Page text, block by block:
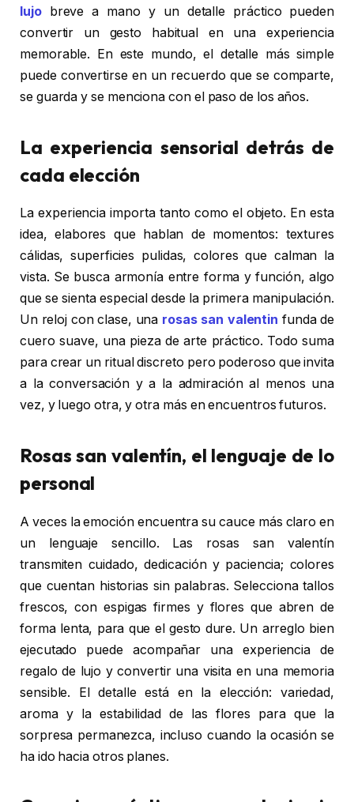
lujobreve a mano y un detalle práctico pueden
convertir un gesto habitual en una experiencia
memorable. En este mundo, el detalle más simple
puede convertirse en un recuerdo que se comparte,
se guarda y se menciona con el paso de los años.
La experiencia sensorial detrás de
cada elección
La experiencia importa tanto como el objeto. En esta
idea, elabores que hablan de momentos: textures
cálidas, superficies pulidas, colores que calman la
vista. Se busca armonía entre forma y función, algo
que se sienta especial desde la primera manipulación.
Un reloj con clase, una rosas san valentin funda de
cuero suave, una pieza de arte práctico. Todo suma
para crear un ritual discreto pero poderoso que invita
a la conversación y a la admiración al menos una
vez, y luego otra, y otra más en encuentros futuros.
Rosas san valentín, el lenguaje de lo
personal
A veces la emoción encuentra su cauce más claro en
un lenguaje sencillo. Las rosas san valentín
transmiten cuidado, dedicación y paciencia; colores
que cuentan historias sin palabras. Selecciona tallos
frescos, con espigas firmes y flores que abren de
forma lenta, para que el gesto dure. Un arreglo bien
ejecutado puede acompañar una experiencia de
regalo de lujo y convertir una visita en una memoria
sensible. El detalle está en la elección: variedad,
aroma y la estabilidad de las flores para que la
sorpresa permanezca, incluso cuando la ocasión se
ha ido hacia otros planes.